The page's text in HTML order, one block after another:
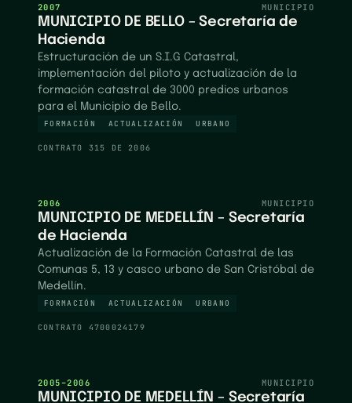
2007 MUNICIPIO
MUNICIPIO DE BELLO – Secretaría de
Hacienda
Estructuración de un S.I.G Catastral,
implementación del piloto y actualización de la
formación catastral de 3000 predios urbanos
para el Municipio de Bello.
FORMACIÓN ACTUALIZACIÓN URBANO
CONTRATO 315 DE 2006
2006 MUNICIPIO
MUNICIPIO DE MEDELLÍN – Secretaría
de Hacienda
Actualización de la Formación Catastral de las
Comunas 5, 13 y casco urbano de San Cristóbal de
Medellín.
FORMACIÓN ACTUALIZACIÓN URBANO
CONTRATO 4700024179
2005–2006 MUNICIPIO
MUNICIPIO DE MEDELLÍN – Secretaría